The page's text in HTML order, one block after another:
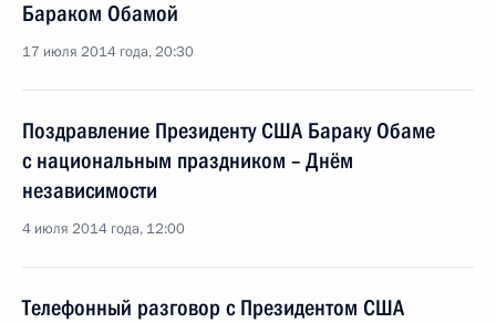
Бараком Обамой
17 июля 2014 года, 20:30
Поздравление Президенту США Бараку Обаме
с национальным праздником – Днём
независимости
4 июля 2014 года, 12:00
Телефонный разговор с Президентом США